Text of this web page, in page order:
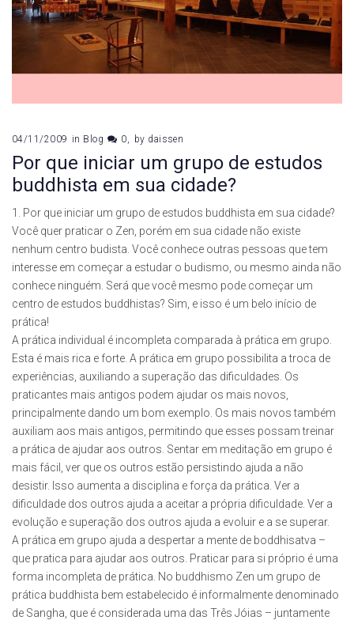
04/11/2009 in Blog 0 by daissen
Por que iniciar um grupo de estudos
buddhista em sua cidade?
1. Por que iniciar um grupo de estudos buddhista em sua cidade?
Você quer praticar o Zen, porém em sua cidade não existe
nenhum centro budista. Você conhece outras pessoas que tem
interesse em começar a estudar o budismo, ou mesmo ainda não
conhece ninguém. Será que você mesmo pode começar um
centro de estudos buddhistas? Sim, e isso é um belo início de
prática!
A prática individual é incompleta comparada à prática em grupo.
Esta é mais rica e forte. A prática em grupo possibilita a troca de
experiências, auxiliando a superação das dificuldades. Os
praticantes mais antigos podem ajudar os mais novos,
principalmente dando um bom exemplo. Os mais novos também
auxiliam aos mais antigos, permitindo que esses possam treinar
a prática de ajudar aos outros. Sentar em meditação em grupo é
mais fácil, ver que os outros estão persistindo ajuda a não
desistir. Isso aumenta a disciplina e força da prática. Ver a
dificuldade dos outros ajuda a aceitar a própria dificuldade. Ver a
evolução e superação dos outros ajuda a evoluir e a se superar.
A prática em grupo ajuda a despertar a mente de boddhisatva –
que pratica para ajudar aos outros. Praticar para si próprio é uma
forma incompleta de prática. No buddhismo Zen um grupo de
prática buddhista bem estabelecido é informalmente denominado
de Sangha, que é considerada uma das Três Jóias – juntamente